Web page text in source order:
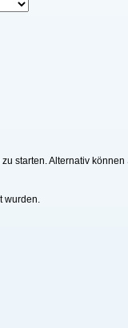
starten. Alternativ können